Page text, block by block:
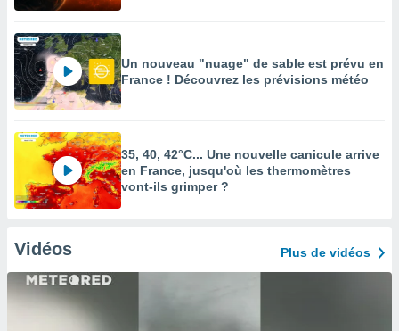
Un nouveau "nuage" de sable est prévu en
France ! Découvrez les prévisions météo
35, 40, 42°C... Une nouvelle canicule arrive
en France, jusqu'où les thermomètres
vont-ils grimper ?
Vidéos Plus de vidéos